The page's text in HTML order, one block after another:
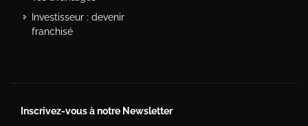
Investisseur : devenir
franchisé
Inscrivez-vous à notre Newsletter